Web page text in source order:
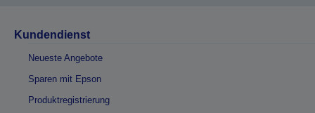
Kundendienst
Neueste Angebote
Sparen mit Epson
Produktregistrierung